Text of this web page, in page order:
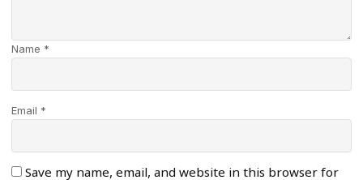
Name *
Email *
Save my name, email, and website in this browser for